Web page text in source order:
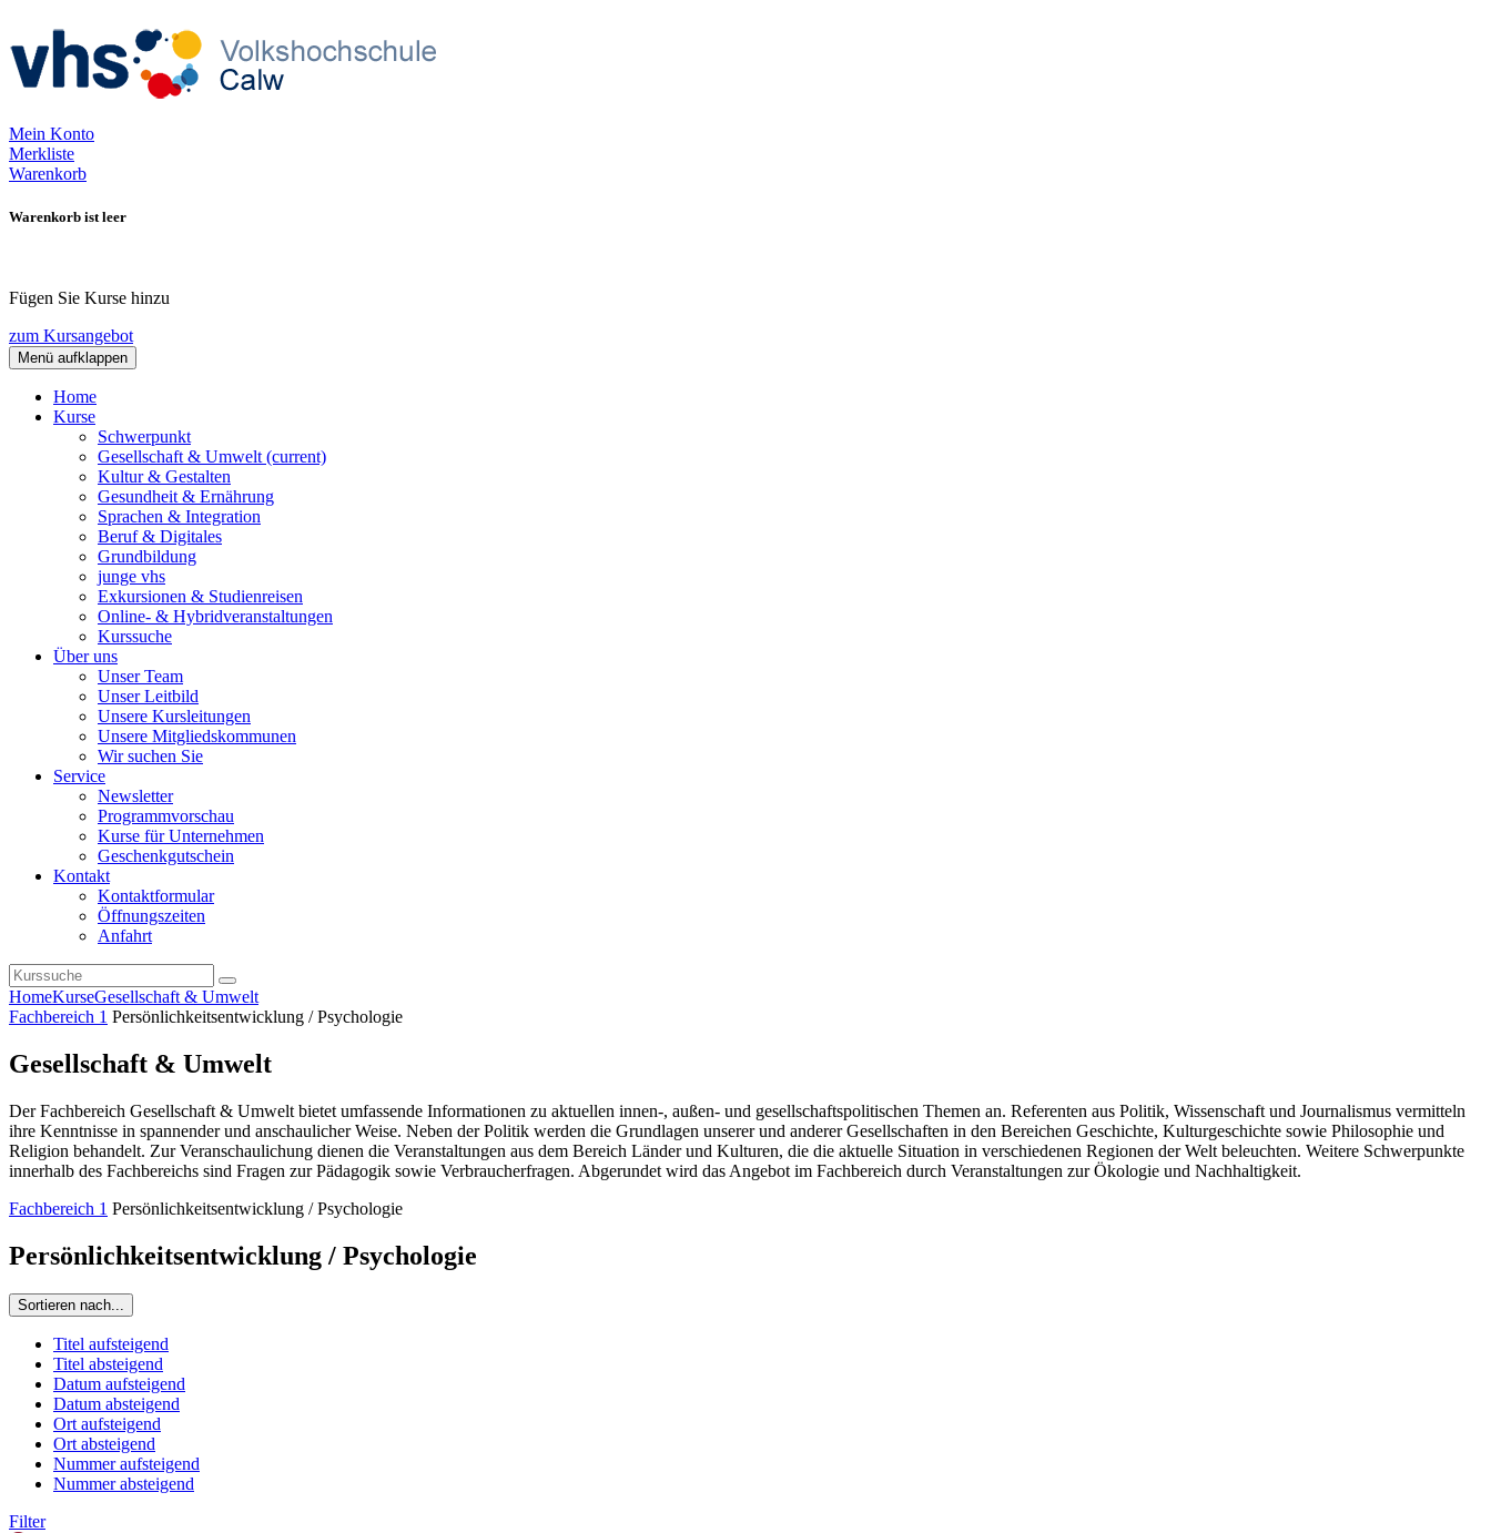
Mein Konto
Merkliste
Warenkorb
Warenkorb ist leer
Fügen Sie Kurse hinzu
zum Kursangebot
Menü aufklappen
Home
Kurse
Schwerpunkt
Gesellschaft & Umwelt (current)
Kultur & Gestalten
Gesundheit & Ernährung
Sprachen & Integration
Beruf & Digitales
Grundbildung
junge vhs
Exkursionen & Studienreisen
Online- & Hybridveranstaltungen
Kurssuche
Über uns
Unser Team
Unser Leitbild
Unsere Kursleitungen
Unsere Mitgliedskommunen
Wir suchen Sie
Service
Newsletter
Programmvorschau
Kurse für Unternehmen
Geschenkgutschein
Kontakt
Kontaktformular
Öffnungszeiten
Anfahrt
HomeKurseGesellschaft & Umwelt
Fachbereich 1 Persönlichkeitsentwicklung / Psychologie
Gesellschaft & Umwelt
Der Fachbereich Gesellschaft & Umwelt bietet umfassende Informationen zu aktuellen innen-, außen- und gesellschaftspolitischen Themen an. Referenten aus Politik, Wissenschaft und Journalismus vermitteln
ihre Kenntnisse in spannender und anschaulicher Weise. Neben der Politik werden die Grundlagen unserer und anderer Gesellschaften in den Bereichen Geschichte, Kulturgeschichte sowie Philosophie und
Religion behandelt. Zur Veranschaulichung dienen die Veranstaltungen aus dem Bereich Länder und Kulturen, die die aktuelle Situation in verschiedenen Regionen der Welt beleuchten. Weitere Schwerpunkte
innerhalb des Fachbereichs sind Fragen zur Pädagogik sowie Verbraucherfragen. Abgerundet wird das Angebot im Fachbereich durch Veranstaltungen zur Ökologie und Nachhaltigkeit.
Fachbereich 1 Persönlichkeitsentwicklung / Psychologie
Persönlichkeitsentwicklung / Psychologie
Sortieren nach...
Titel aufsteigend
Titel absteigend
Datum aufsteigend
Datum absteigend
Ort aufsteigend
Ort absteigend
Nummer aufsteigend
Nummer absteigend
Filter